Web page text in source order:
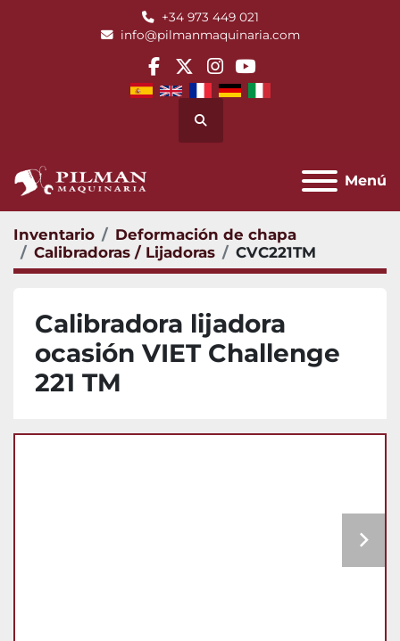
+34 973 449 021
info@pilmanmaquinaria.com
facebook
twitterinstagram
youtube
Buscar
Menú
Inventario
Deformación de chapa
Calibradoras / Lijadoras
CVC221TM
Calibradora lijadora
ocasión VIET Challenge
221 TM